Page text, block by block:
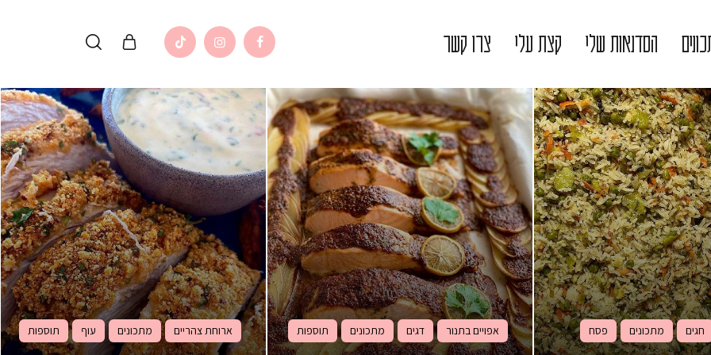
הסדנאות שלי קצת עלי צרו קשר
חגים מתכונים פסח אפויים בתנור דגים מתכונים תוספות ארוחת צהריים מתכונים עוף תוספות